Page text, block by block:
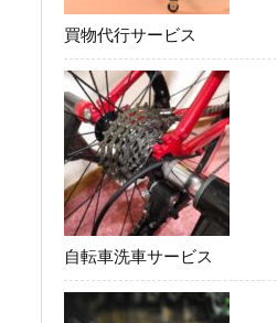
買物代行サービス
自転車洗車サービス